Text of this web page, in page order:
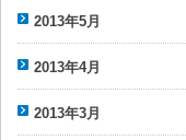
2013年5月
2013年4月
2013年3月